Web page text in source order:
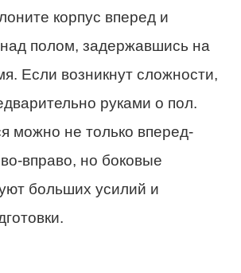
корпус вперед и
полом, задержавшись на
Если возникнут сложности,
руками о пол.
можно не только вперед-
вправо, но боковые
больших усилий и